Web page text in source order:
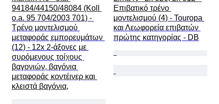
94184/44150/48084 (Koll
o.a. 95 704/2003 701) -
Τρένο μοντελισμού
μεταφοράς εμπορευμάτων
(12) - 12x 2-άξονες με
συρόμενους τοίχους
βαγονιών, βαγόνια
μεταφοράς κοντέινερ και
κλειστά βαγόνια,
Επιβατικό τρένο
μοντελισμού (4) - Touropa
και Λεωφορεία επιβατών
πρώτης κατηγορίας - DB